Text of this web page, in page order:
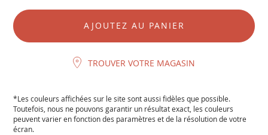
AJOUTEZ AU PANIER
TROUVER VOTRE MAGASIN
*Les couleurs affichées sur le site sont aussi fidèles que possible.
Toutefois, nous ne pouvons garantir un résultat exact, les couleurs
peuvent varier en fonction des paramètres et de la résolution de votre
écran.